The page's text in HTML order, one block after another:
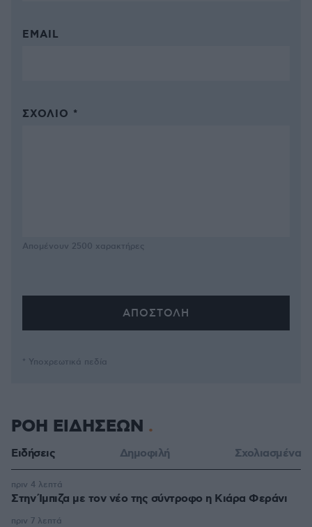
EMAIL
ΣΧΌΛΙΟ *
Απομένουν 2500 χαρακτήρες
* Υποχρεωτικά πεδία
ΡΟΗ ΕΙΔΗΣΕΩΝ
Ειδήσεις Δημοφιλή Σχολιασμένα
Στην Ίμπιζα με τον νέο της σύντροφο η Κιάρα Φεράνι
πριν 4 λεπτά
πριν 7 λεπτά